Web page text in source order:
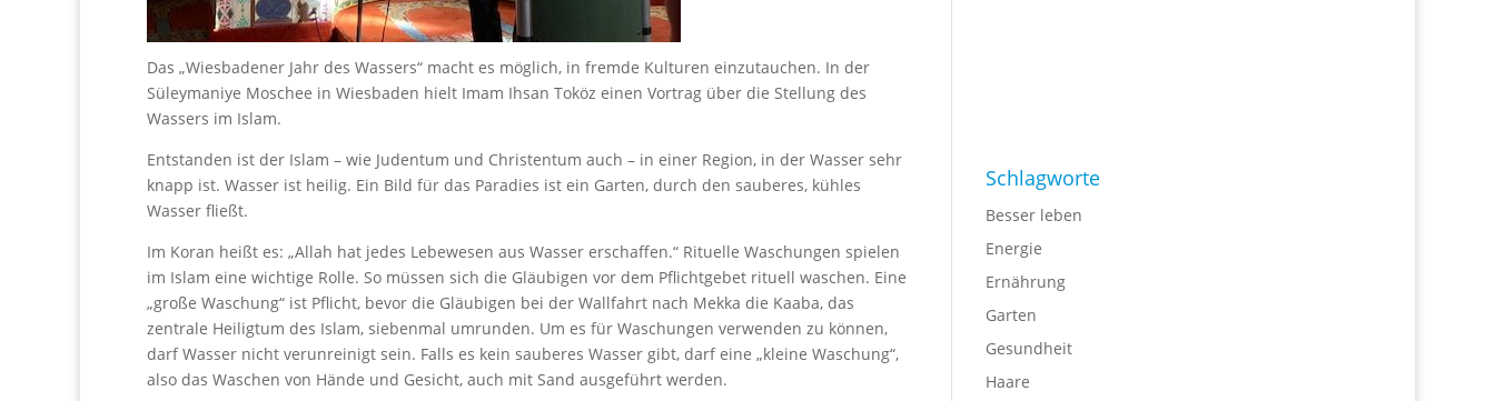
Das „Wiesbadener Jahr des Wassers“ macht es möglich, in fremde Kulturen einzutauchen. In der
Süleymaniye Moschee in Wiesbaden hielt Imam Ihsan Toköz einen Vortrag über die Stellung des
Wassers im Islam.
Entstanden ist der Islam – wie Judentum und Christentum auch – in einer Region, in der Wasser sehr
knapp ist. Wasser ist heilig. Ein Bild für das Paradies ist ein Garten, durch den sauberes, kühles
Wasser fließt.
Im Koran heißt es: „Allah hat jedes Lebewesen aus Wasser erschaffen.“ Rituelle Waschungen spielen
im Islam eine wichtige Rolle. So müssen sich die Gläubigen vor dem Pflichtgebet rituell waschen. Eine
„große Waschung“ ist Pflicht, bevor die Gläubigen bei der Wallfahrt nach Mekka die Kaaba, das
zentrale Heiligtum des Islam, siebenmal umrunden. Um es für Waschungen verwenden zu können,
darf Wasser nicht verunreinigt sein. Falls es kein sauberes Wasser gibt, darf eine „kleine Waschung“,
also das Waschen von Hände und Gesicht, auch mit Sand ausgeführt werden.
Schlagworte
Besser leben
Energie
Ernährung
Garten
Gesundheit
Haare